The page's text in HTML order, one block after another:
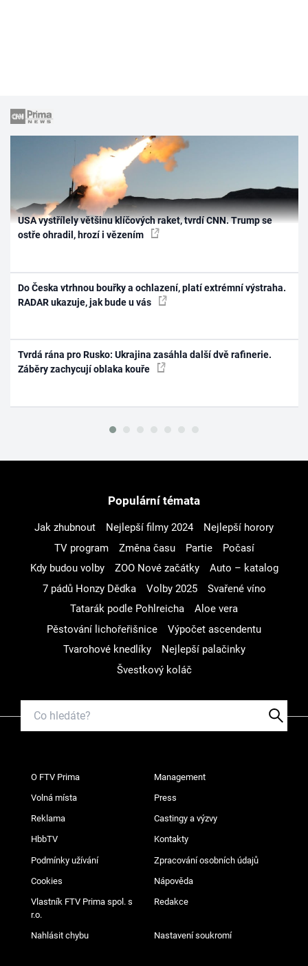
USA vystřílely většinu klíčových raket, tvrdí CNN. Trump se
ostře ohradil, hrozí i vězením
Do Česka vtrhnou bouřky a ochlazení, platí extrémní výstraha.
RADAR ukazuje, jak bude u vás
Tvrdá rána pro Rusko: Ukrajina zasáhla další dvě rafinerie.
Záběry zachycují oblaka kouře
Populární témata
Jak zhubnout Nejlepší filmy 2024
Nejlepší horory
TV program
Změna času Partie
Počasí
Kdy budou volby
ZOO Nové začátky
Auto – katalog
7 pádů Honzy Dědka
Volby 2025
Svařené víno
Tatarák podle Pohlreicha
Aloe vera
Pěstování lichořeřišnice
Výpočet ascendentu
Tvarohové knedlíky
Nejlepší palačinky
Švestkový koláč
O FTV Prima Management
Volná místa Press
Reklama Castingy a výzvy
HbbTV Kontakty
Podmínky užívání Zpracování osobních údajů
Cookies Nápověda
Vlastník FTV Prima spol. s
r.o.
Redakce
Nahlásit chybu Nastavení soukromí